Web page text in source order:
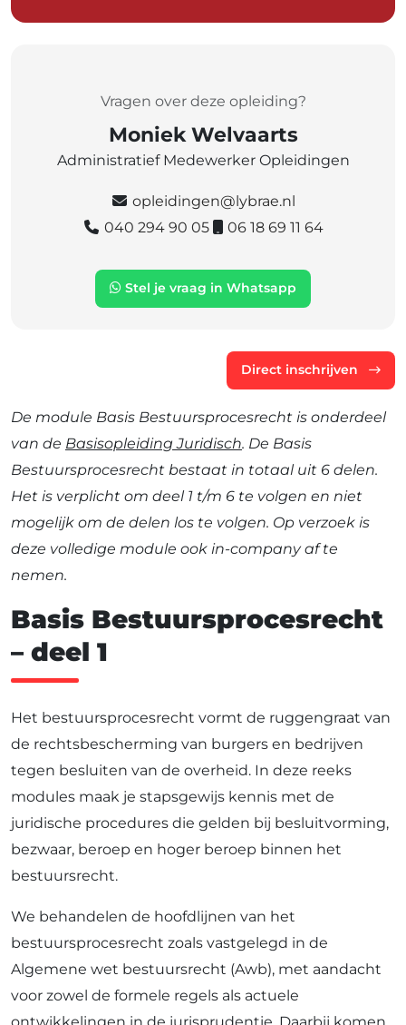
Direct inschrijven
De module Basis Bestuursprocesrecht is onderdeel
van de Basisopleiding Juridisch. De Basis
Bestuursprocesrecht bestaat in totaal uit 6 delen.
Het is verplicht om deel 1 t/m 6 te volgen en niet
mogelijk om de delen los te volgen. Op verzoek is
deze volledige module ook in-company af te
nemen.
Basis Bestuursprocesrecht
– deel 1
Het bestuursprocesrecht vormt de ruggengraat van
de rechtsbescherming van burgers en bedrijven
tegen besluiten van de overheid. In deze reeks
modules maak je stapsgewijs kennis met de
juridische procedures die gelden bij besluitvorming,
bezwaar, beroep en hoger beroep binnen het
bestuursrecht.
We behandelen de hoofdlijnen van het
bestuursprocesrecht zoals vastgelegd in de
Algemene wet bestuursrecht (Awb), met aandacht
voor zowel de formele regels als actuele
ontwikkelingen in de jurisprudentie. Daarbij komen
Vragen over deze opleiding?
Moniek Welvaarts
Administratief Medewerker Opleidingen
opleidingen@lybrae.nl
040 294 90 05
06 18 69 11 64
Stel je vraag in Whatsapp